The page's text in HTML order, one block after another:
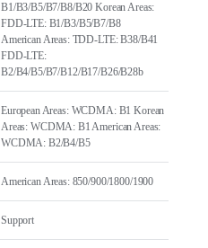
B1/B3/B5/B7/B8/B20 Korean Areas:
FDD-LTE: B1/B3/B5/B7/B8
American Areas: TDD-LTE: B38/B41
FDD-LTE:
B2/B4/B5/B7/B12/B17/B26/B28b
European Areas: WCDMA: B1 Korean
Areas: WCDMA: B1 American Areas:
WCDMA: B2/B4/B5
American Areas: 850/900/1800/1900
Support